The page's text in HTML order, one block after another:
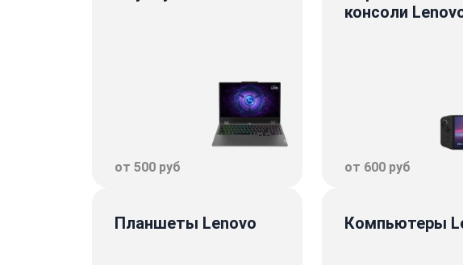
от 500 руб
консоли
от 600 руб
Планшеты Lenovo Компьютеры